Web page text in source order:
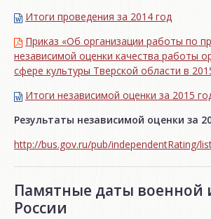
Итоги проведения за 2014 год
Приказ «Об организации работы по
независимой оценки качества работы
сфере культуры Тверской области в
Итоги независимой oценки за 2015
Результаты независимой оценки за
http://bus.gov.ru/pub/independentRating/
Памятные даты военной
России